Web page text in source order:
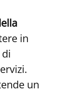
in
un